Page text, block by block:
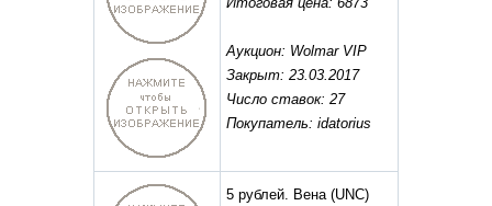
Аукцион: Wolmar VIP
Закрыт: 23.03.2017
Число ставок: 27
Покупатель: idatorius
5 рублей. Вена(UNC)